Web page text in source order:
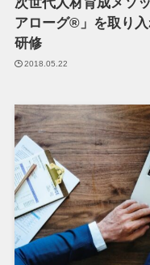
アローグ®」を取り
研修
2018.05.22